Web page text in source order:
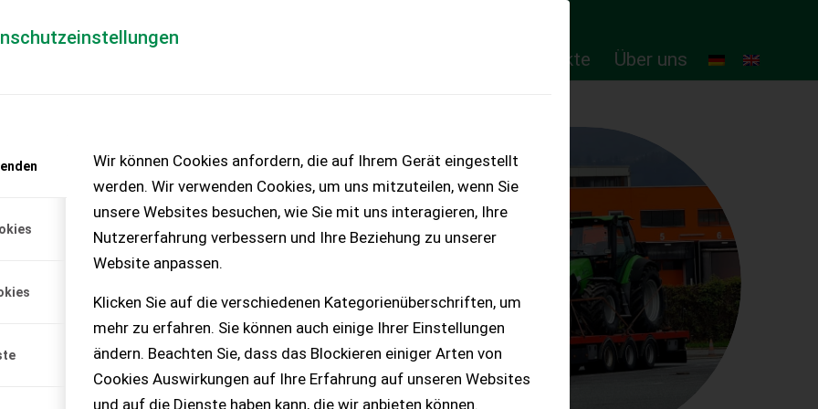
Wir können Cookies anfordern, die auf Ihrem Gerät eingestellt
werden. Wir verwenden Cookies, um uns mitzuteilen, wenn Sie
unsere Websites besuchen, wie Sie mit uns interagieren, Ihre
Nutzererfahrung verbessern und Ihre Beziehung zu unserer
Website anpassen.
Klicken Sie auf die verschiedenen Kategorienüberschriften, um
mehr zu erfahren. Sie können auch einige Ihrer Einstellungen
ändern. Beachten Sie, dass das Blockieren einiger Arten von
Cookies Auswirkungen auf Ihre Erfahrung auf unseren Websites
und auf die Dienste haben kann, die wir anbieten können.
Online-Produkte Über uns
– KEINE
Please provide
6767 for mor...